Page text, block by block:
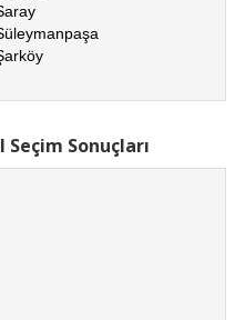
Sonuçları